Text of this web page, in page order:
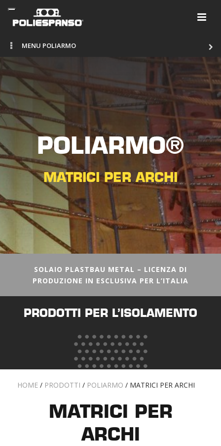
MENU POLIARMO
POLIARMO®
MATRICI PER ARCHI
SOLAIO PLASTBAU METAL – LICENZA DI
PRODUZIONE IN ESCLUSIVA PER L’ITALIA
PRODOTTI PER L’ISOLAMENTO
HOME / PRODOTTI / POLIARMO / MATRICI PER ARCHI
MATRICI PER
ARCHI